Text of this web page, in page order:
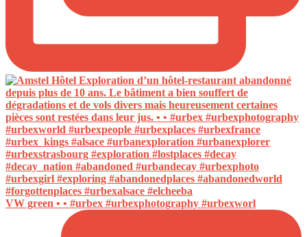
VW green • • #urbex #urbexphotography #urbexworl